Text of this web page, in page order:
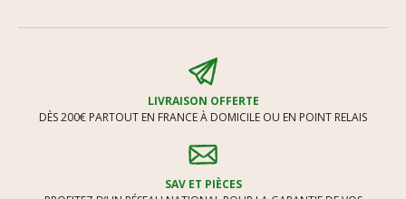
LIVRAISON OFFERTE
DÈS 200€ PARTOUT EN FRANCE À DOMICILE OU EN POINT RELAIS
SAV ET PIÈCES